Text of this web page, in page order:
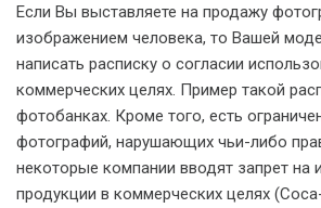
Если Вы выставляете на продажу
изображением человека, то Вашей
написать расписку о согласии
коммерческих целях. Пример такой
фотобанках. Кроме того, есть
фотографий, нарушающих чьи-либо
некоторые компании вводят запрет на
продукции в коммерческих целях